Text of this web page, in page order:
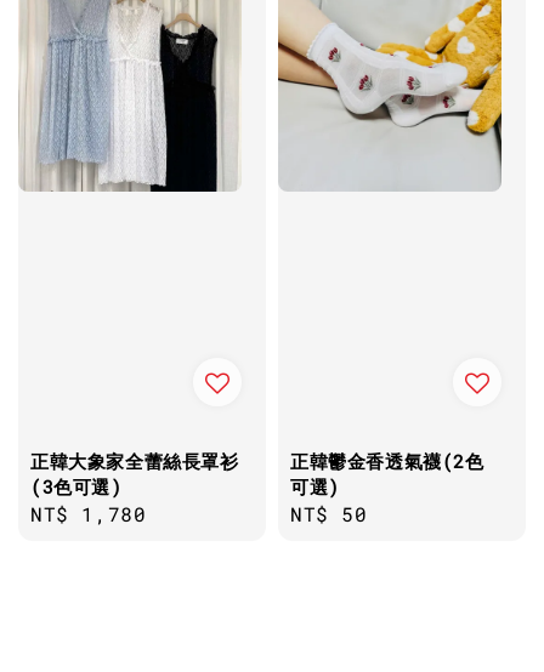
正韓大象家全蕾絲長罩衫
(3色可選)
Regular
NT$ 1,780
正韓鬱金香透氣襪(2色
可選)
Regular
NT$ 50